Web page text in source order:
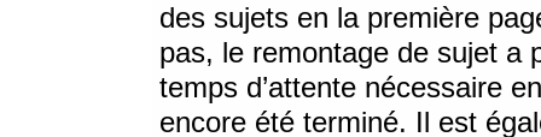
des sujets en la première
pas, le remontage de sujet a
temps d’attente nécessaire
encore été terminé. Il est